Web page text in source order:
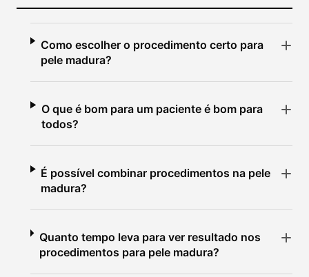
Como escolher o procedimento certo para
pele madura?
O que é bom para um paciente é bom para
todos?
É possível combinar procedimentos na pele
madura?
Quanto tempo leva para ver resultado nos
procedimentos para pele madura?